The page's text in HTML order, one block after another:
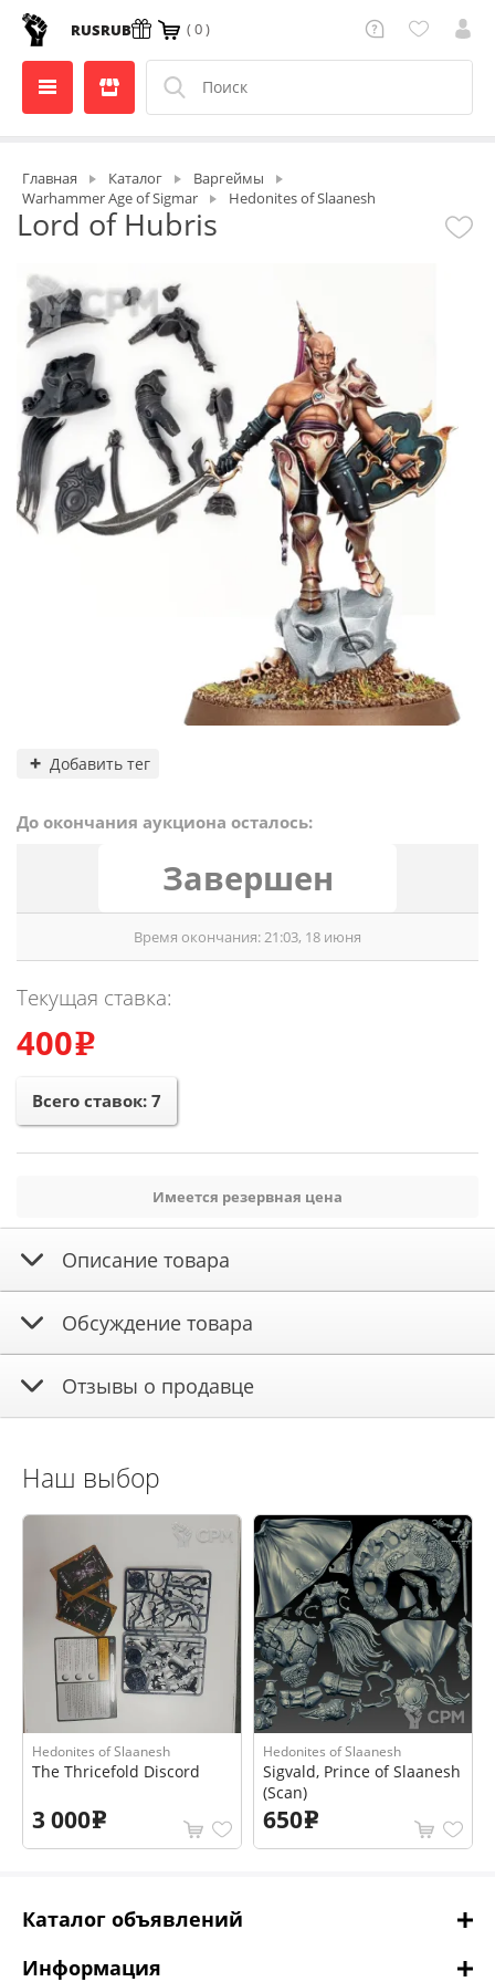
RUSRUB ( 0 )
Главная Каталог
Варгеймы
Warhammer Age of Sigmar
Hedonites of Slaanesh
Lord of Hubris
Добавить тег
До окончания аукциона осталось:
Завершен
Время окончания: 21:03, 18 июня
Текущая ставка:
400e
Всего ставок: 7
Имеется резервная цена
Описание товара
Обсуждение товара
Отзывы о продавце
Наш выбор
Hedonites of Slaanesh
The Thricefold Discord
3 000e
Hedonites of Slaanesh
Sigvald, Prince of Slaanesh
(Scan)
650e
Каталог объявлений
Информация